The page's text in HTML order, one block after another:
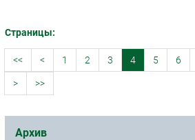
Страницы:
<< < 1 2 3 4 5 6
> >>
Архив